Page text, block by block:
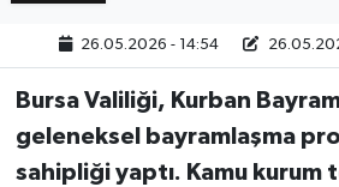
26.05.2026 - 14:54
Bursa Valiliği, Kurban
geleneksel bayramlaşma
sahipliği yaptı. Kamu kurum